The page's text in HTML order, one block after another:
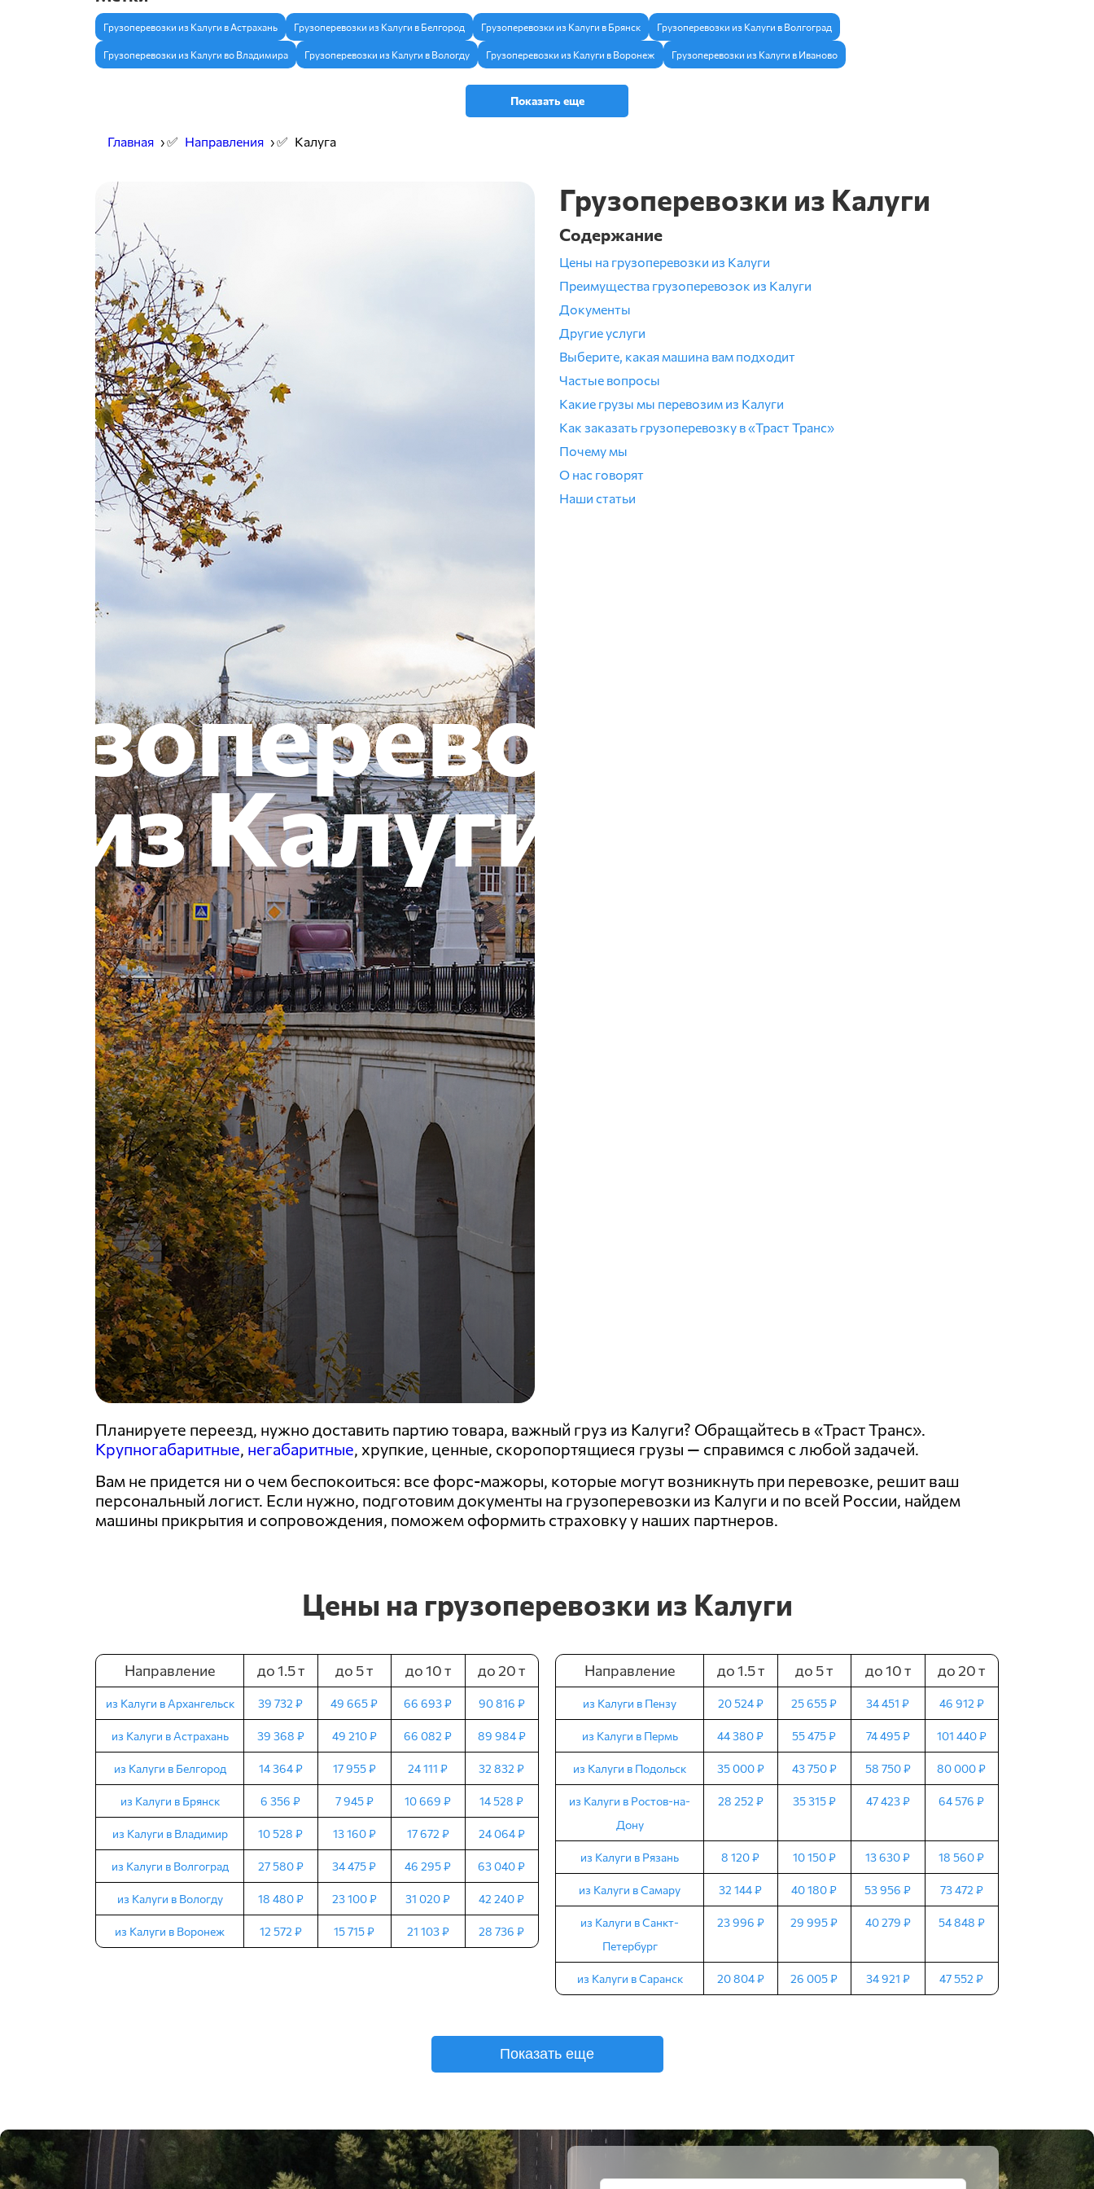
Грузоперевозки из Калуги в Астрахань Грузоперевозки из Калуги в Белгород Грузоперевозки из Калуги в Брянск Грузоперевозки из Калуги в Волгоград
Грузоперевозки из Калуги во Владимира Грузоперевозки из Калуги в Вологду Грузоперевозки из Калуги в Воронеж Грузоперевозки из Калуги в Иваново
Показать еще
Главная › ✅ Направления › ✅ Калуга
Грузоперевозки из Калуги
Содержание
Цены на грузоперевозки из Калуги
Преимущества грузоперевозок из Калуги
Документы
Другие услуги
Выберите, какая машина вам подходит
Частые вопросы
Какие грузы мы перевозим из Калуги
Как заказать грузоперевозку в «Траст Транс»
Почему мы
О нас говорят
Наши статьи
Планируете переезд, нужно доставить партию товара, важный груз из Калуги? Обращайтесь в «Траст Транс».
Крупногабаритные негабаритные , хрупкие, ценные, скоропортящиеся грузы — справимся с любой задачей.
Вам не придется ни о чем беспокоиться: все форс-мажоры, которые могут возникнуть при перевозке, решит ваш
персональный логист. Если нужно, подготовим документы на грузоперевозки из Калуги и по всей России, найдем
машины прикрытия и сопровождения, поможем оформить страховку у наших партнеров.
Цены на грузоперевозки из Калуги
Направление до 1.5 т до 5 т до 10 т до 20 т
из Калуги в Архангельск 39 732 ₽ 49 665 ₽ 66 693 ₽ 90 816 ₽
из Калуги в Астрахань 39 368 ₽ 49 210 ₽ 66 082 ₽ 89 984 ₽
из Калуги в Белгород 14 364 ₽ 17 955 ₽ 24 111 ₽ 32 832 ₽
из Калуги в Брянск 6 356 ₽ 7 945 ₽ 10 669 ₽ 14 528 ₽
из Калуги в Владимир 10 528 ₽ 13 160 ₽ 17 672 ₽ 24 064 ₽
из Калуги в Волгоград 27 580 ₽ 34 475 ₽ 46 295 ₽ 63 040 ₽
из Калуги в Вологду 18 480 ₽ 23 100 ₽ 31 020 ₽ 42 240 ₽
из Калуги в Воронеж 12 572 ₽ 15 715 ₽ 21 103 ₽ 28 736 ₽
Направление до 1.5 т до 5 т до 10 т до 20 т
из Калуги в Пензу 20 524 ₽ 25 655 ₽ 34 451 ₽ 46 912 ₽
из Калуги в Пермь 44 380 ₽ 55 475 ₽ 74 495 ₽ 101 440 ₽
из Калуги в Подольск 35 000 ₽ 43 750 ₽ 58 750 ₽ 80 000 ₽
из Калуги в Ростов-на-
Дону
28 252 ₽ 35 315 ₽ 47 423 ₽ 64 576 ₽
из Калуги в Рязань 8 120 ₽ 10 150 ₽ 13 630 ₽ 18 560 ₽
из Калуги в Самару 32 144 ₽ 40 180 ₽ 53 956 ₽ 73 472 ₽
из Калуги в Санкт-
Петербург
23 996 ₽ 29 995 ₽ 40 279 ₽ 54 848 ₽
из Калуги в Саранск 20 804 ₽ 26 005 ₽ 34 921 ₽ 47 552 ₽
Показать еще